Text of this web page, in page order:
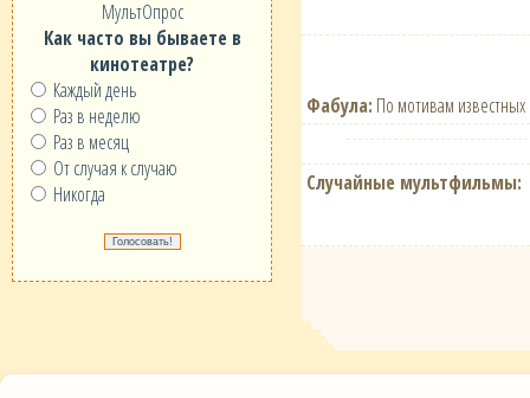
МультОпрос
Как часто вы бываете в
кинотеатре?
Каждый день
Раз в неделю
Раз в месяц
От случая к случаю
Никогда
Фабула: По мотивам
Случайные мультфильмы: